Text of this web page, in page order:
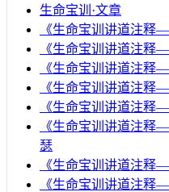
生命宝训·文章
《生命宝训讲道注释
《生命宝训讲道注释
《生命宝训讲道注释
《生命宝训讲道注释
《生命宝训讲道注释
《生命宝训讲道注释
瑟
《生命宝训讲道注释
《生命宝训讲道注